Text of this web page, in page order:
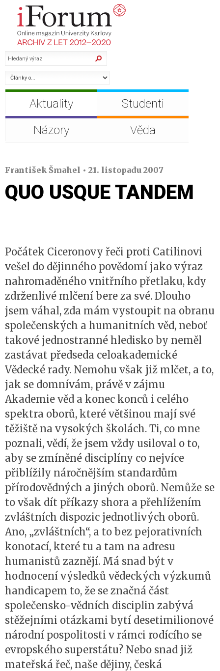
Aktuality
Studenti
Názory
Věda
František Šmahel • 21. listopadu 2007
QUO USQUE TANDEM
Počátek Ciceronovy řeči proti Catilinovi
vešel do dějinného povědomí jako výraz
nahromaděného vnitřního přetlaku, kdy
zdrženlivé mlčení bere za své. Dlouho
jsem váhal, zda mám vystoupit na obranu
společenských a humanitních věd, neboť
takové jednostranné hledisko by neměl
zastávat předseda celoakademické
Vědecké rady. Nemohu však již mlčet, a to,
jak se domnívám, právě v zájmu
Akademie věd a konec konců i celého
spektra oborů, které většinou mají své
těžiště na vysokých školách. Ti, co mne
poznali, vědí, že jsem vždy usiloval o to,
aby se zmíněné disciplíny co nejvíce
přiblížily náročnějším standardům
přírodovědných a jiných oborů. Nemůže se
to však dít příkazy shora a přehlížením
zvláštních dispozic jednotlivých oborů.
Ano, „zvláštních“, a to bez pejorativních
konotací, které tu a tam na adresu
humanistů zaznějí. Má snad být v
hodnocení výsledků vědeckých výzkumů
handicapem to, že se značná část
společensko-vědních disciplin zabývá
stěžejními otázkami bytí desetimilionové
národní pospolitosti v rámci rodícího se
evropského superstátu? Nebo snad již
mateřská řeč, naše dějiny, česká